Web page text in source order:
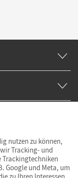
nutzen zu können,
Tracking- und
Trackingtechniken
Google und Meta, um